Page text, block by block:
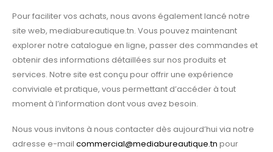
Pour faciliter vos achats, nous avons également lancé notre
site web, mediabureautique.tn. Vous pouvez maintenant
explorer notre catalogue en ligne, passer des commandes et
obtenir des informations détaillées sur nos produits et
services. Notre site est conçu pour offrir une expérience
conviviale et pratique, vous permettant d’accéder à tout
moment à l’information dont vous avez besoin.
Nous vous invitons à nous contacter dès aujourd’hui via notre
adresse e-mail commercial@mediabureautique.tn pour